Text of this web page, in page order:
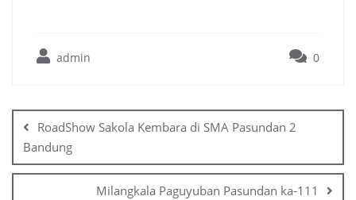
admin 0
RoadShow Sakola Kembara di SMA Pasundan 2
Bandung
Milangkala Paguyuban Pasundan ka-111